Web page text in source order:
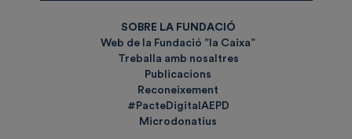
SOBRE LA FUNDACIÓ
Web de la Fundació ”la Caixa”
Treballa amb nosaltres
Publicacions
Reconeixement
#PacteDigitalAEPD
Microdonatius